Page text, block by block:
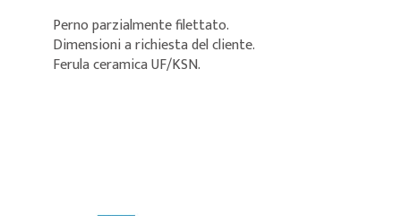
Perno parzialmente filettato.
Dimensioni a richiesta del cliente.
Ferula ceramica UF/KSN.